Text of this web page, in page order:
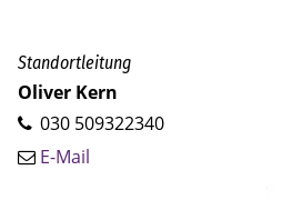
Standortleitung
Oliver Kern
030 509322340
E-Mail